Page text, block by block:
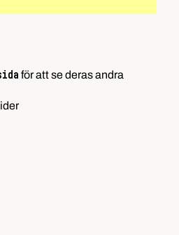
för att se deras andra